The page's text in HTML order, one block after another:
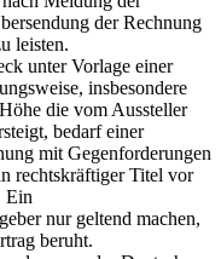
der Rechnung
leisten.
unter Vorlage einer
insbesondere
die vom Aussteller
bedarf einer
mit Gegenforderungen
rechtskräftiger Titel vor
Ein
nur geltend machen,
beruht.